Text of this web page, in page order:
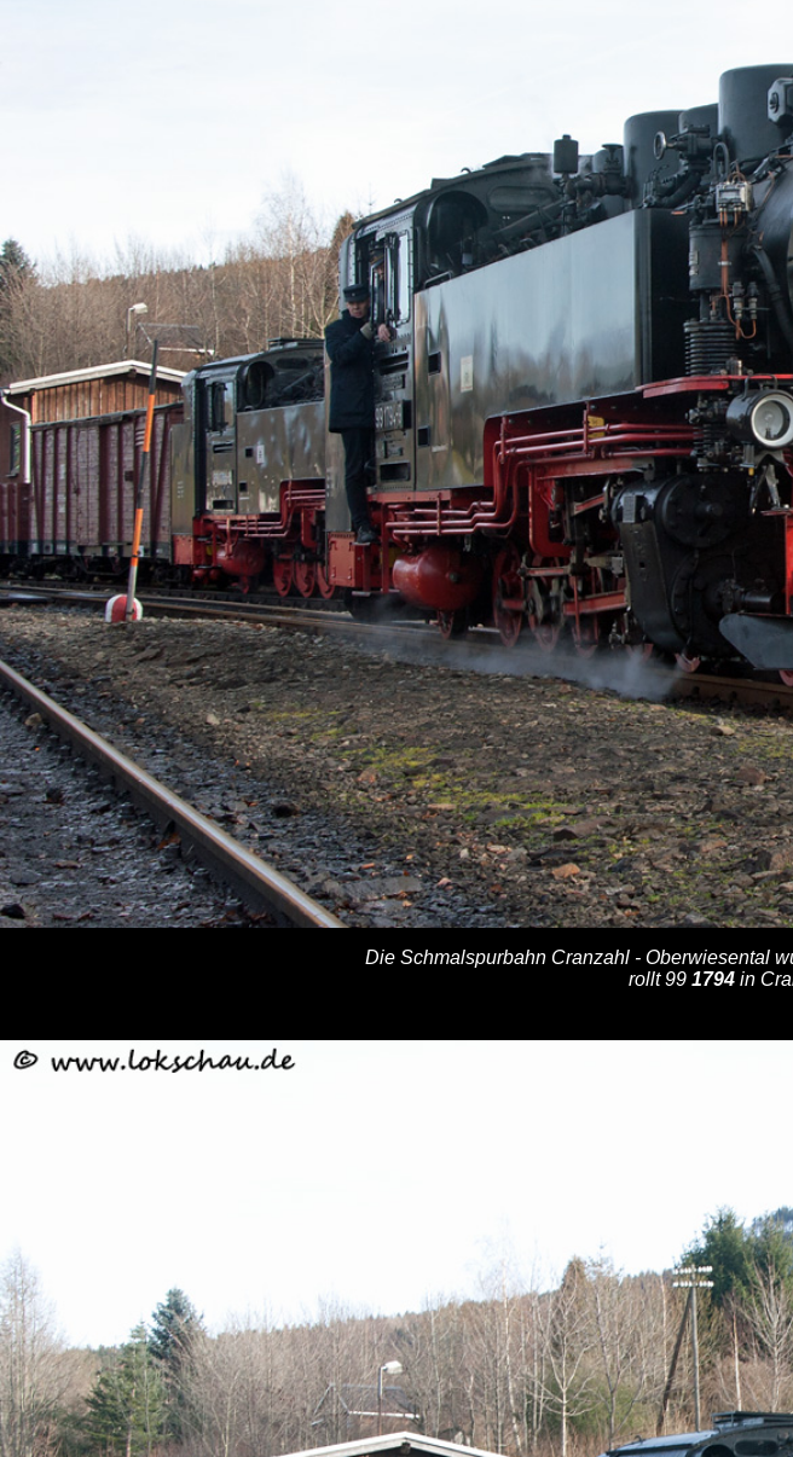
Die Schmalspurbahn Cranzahl - Oberwiesental
rollt 99 1794 in